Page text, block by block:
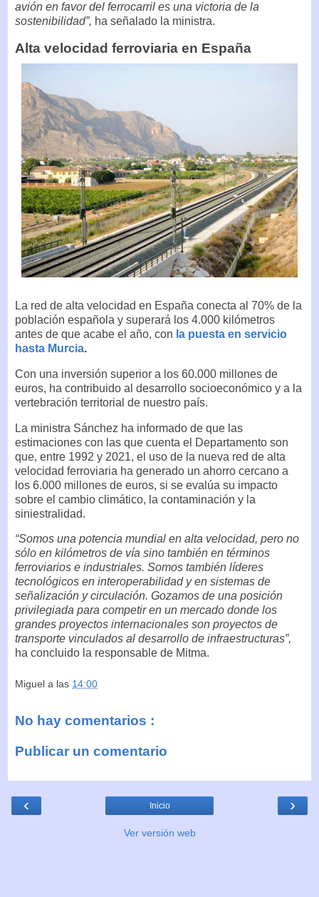
avión en favor del ferrocarril es una victoria de la
sostenibilidad”, ha señalado la ministra.
Alta velocidad ferroviaria en España
La red de alta velocidad en España conecta al 70% de la
población española y superará los 4.000 kilómetros
antes de que acabe el año, con la puesta en servicio
hasta Murcia.
Con una inversión superior a los 60.000 millones de
euros, ha contribuido al desarrollo socioeconómico y a la
vertebración territorial de nuestro país.
La ministra Sánchez ha informado de que las
estimaciones con las que cuenta el Departamento son
que, entre 1992 y 2021, el uso de la nueva red de alta
velocidad ferroviaria ha generado un ahorro cercano a
los 6.000 millones de euros, si se evalúa su impacto
sobre el cambio climático, la contaminación y la
siniestralidad.
“Somos una potencia mundial en alta velocidad, pero no
sólo en kilómetros de vía sino también en términos
ferroviarios e industriales. Somos también líderes
tecnológicos en interoperabilidad y en sistemas de
señalización y circulación. Gozamos de una posición
privilegiada para competir en un mercado donde los
grandes proyectos internacionales son proyectos de
transporte vinculados al desarrollo de infraestructuras”,
ha concluido la responsable de Mitma.
Miguel a las 14:00
No hay comentarios :
Publicar un comentario
‹ ›
Inicio
Ver versión web